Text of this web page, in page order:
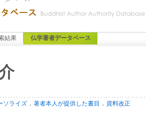
結果 仏学著者データベース
ソライズ ． 著者本人が提供した書目 ． 資料改正